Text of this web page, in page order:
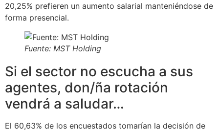
20,25% prefieren un aumento salarial manteniéndose de
forma presencial.
Fuente: MST Holding
Si el sector no escucha a sus
agentes, don/ña rotación
vendrá a saludar…
El 60,63% de los encuestados tomarían la decisión de